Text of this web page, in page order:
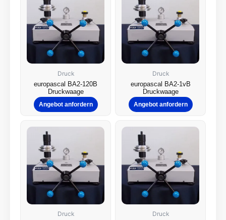
Druck
europascal BA2-120B
Druckwaage
Angebot anfordern
Druck
europascal BA2-1vB
Druckwaage
Angebot anfordern
Druck
Druck